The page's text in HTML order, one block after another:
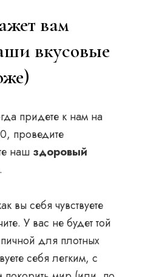
вам
вкусовые
придете к нам на
проведите
наш здоровый
.
вы себя чувствуете
У вас не будет той
для плотных
себя легким, с